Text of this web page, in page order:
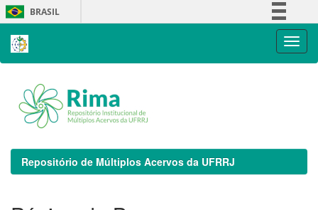
Skip
navigation
BRASIL
Repositório de Múltiplos Acervos da UFRRJ